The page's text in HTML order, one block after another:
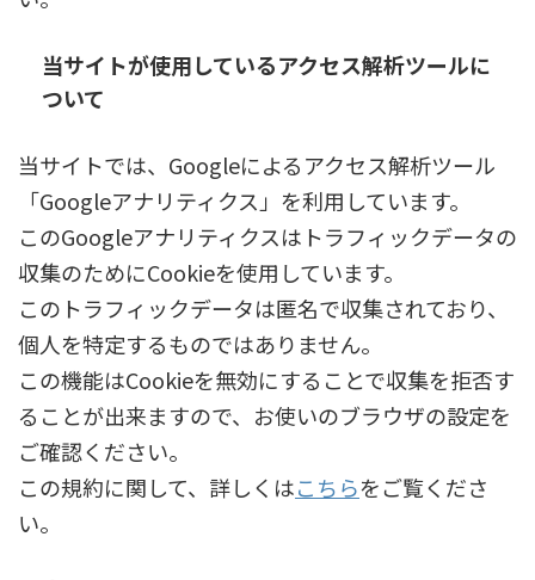
当サイトが使用しているアクセス解析ツールに
ついて
当サイトでは、Googleによるアクセス解析ツール
「Googleアナリティクス」を利用しています。
このGoogleアナリティクスはトラフィックデータの
収集のためにCookieを使用しています。
このトラフィックデータは匿名で収集されており、
個人を特定するものではありません。
この機能はCookieを無効にすることで収集を拒否す
ることが出来ますので、お使いのブラウザの設定を
ご確認ください。
この規約に関して、詳しくはこちらをご覧くださ
い。